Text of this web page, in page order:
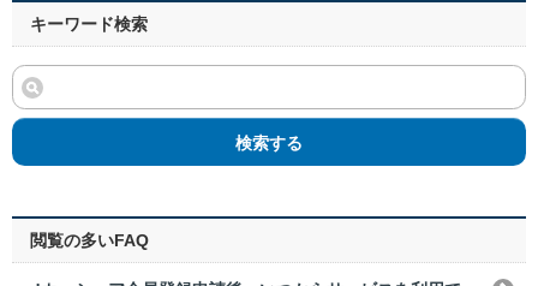
キーワード検索
検索する
閲覧の多いFAQ